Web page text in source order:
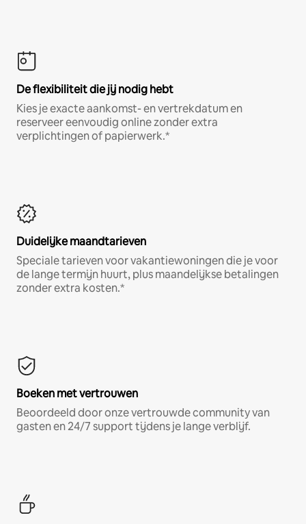
De flexibiliteit die jij nodig hebt
Kies je exacte aankomst- en vertrekdatum en
reserveer eenvoudig online zonder extra
verplichtingen of papierwerk.*
Duidelijke maandtarieven
Speciale tarieven voor vakantiewoningen die je voor
de lange termijn huurt, plus maandelijkse betalingen
zonder extra kosten.*
Boeken met vertrouwen
Beoordeeld door onze vertrouwde community van
gasten en 24/7 support tijdens je lange verblijf.